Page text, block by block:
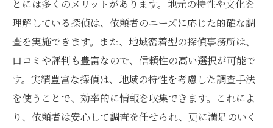
とには多くのメリットがあります。地元の特性や文化を
理解している探偵は、依頼者のニーズに応じた的確な調
査を実施できます。また、地域密着型の探偵事務所は、
口コミや評判も豊富なので、信頼性の高い選択が可能で
す。実績豊富な探偵は、地域の特性を考慮した調査手法
を使うことで、効率的に情報を収集できます。これによ
り、依頼者は安心して調査を任せられ、更に満足のいく